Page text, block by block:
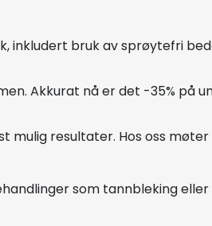
bruk av sprøytefri
Akkurat nå er det -35% på
resultater. Hos oss
som tannbleking